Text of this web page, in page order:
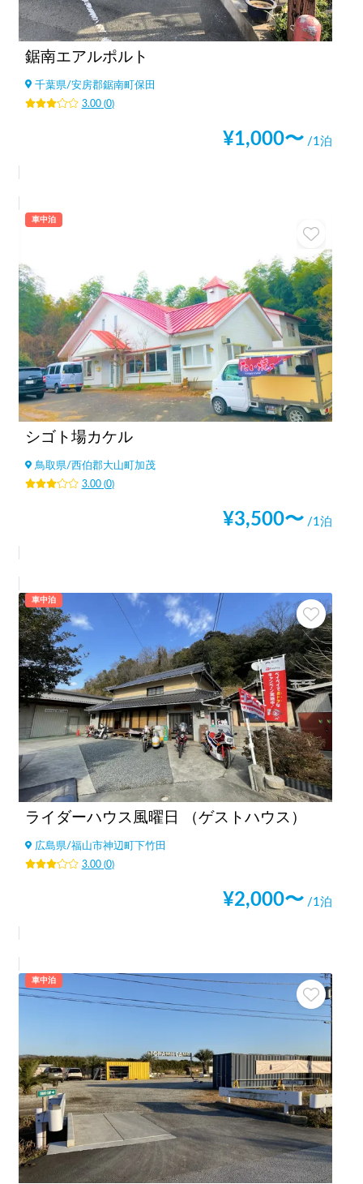
鋸南エアルポルト
千葉県/安房郡鋸南町保田
3.00(0)
¥1,000〜 /1泊
車中泊
シゴト場カケル
鳥取県/西伯郡大山町加茂
3.00(0)
¥3,500〜 /1泊
車中泊
ライダーハウス風曜日 （ゲストハウス）
広島県/福山市神辺町下竹田
3.00(0)
¥2,000〜 /1泊
車中泊